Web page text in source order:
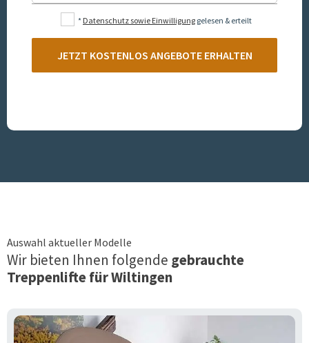
* Datenschutz sowie Einwilligung gelesen & erteilt
JETZT KOSTENLOS ANGEBOTE ERHALTEN
Auswahl aktueller Modelle
Wir bieten Ihnen folgende gebrauchte
Treppenlifte fürWiltingen